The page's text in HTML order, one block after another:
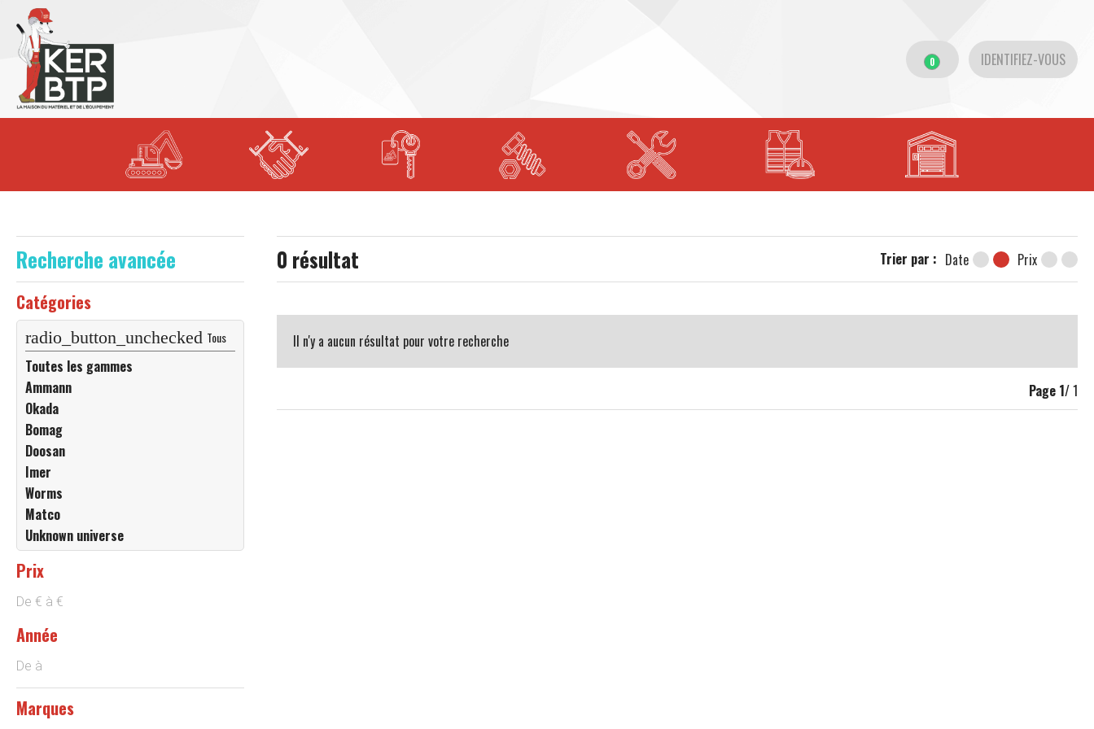
0 IDENTIFIEZ-VOUS
Recherche avancée
Catégories
Tous
Toutes les gammes
Ammann
Okada
Bomag
Doosan
Imer
Worms
Matco
Unknown universe
Prix
De € à €
Année
De à
Marques
0 résultat Trier par : Date Prix
Il n'y a aucun résultat pour votre recherche
Page 1/ 1